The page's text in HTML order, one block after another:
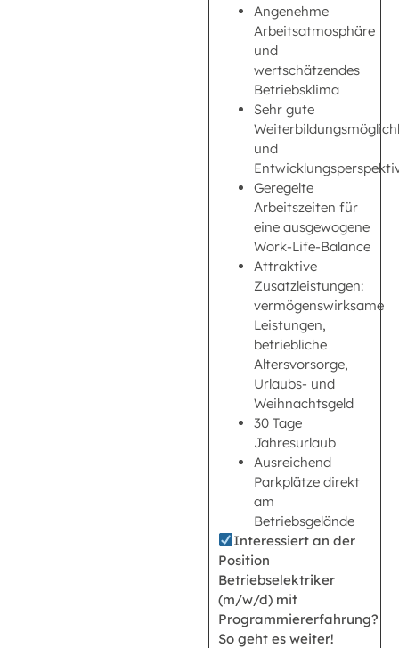
Angenehme
Arbeitsatmosphäre
und
wertschätzendes
Betriebsklima
Sehr gute
und
Geregelte
Arbeitszeiten für
eine ausgewogene
Work-Life-Balance
Attraktive
Zusatzleistungen:
vermögenswirksame
Leistungen,
betriebliche
Altersvorsorge,
Urlaubs- und
Weihnachtsgeld
30 Tage
Jahresurlaub
Ausreichend
Parkplätze direkt
am
Betriebsgelände
Interessiert an der
Position
Betriebselektriker
(m/w/d) mit
Programmiererfahrung?
So geht es weiter!